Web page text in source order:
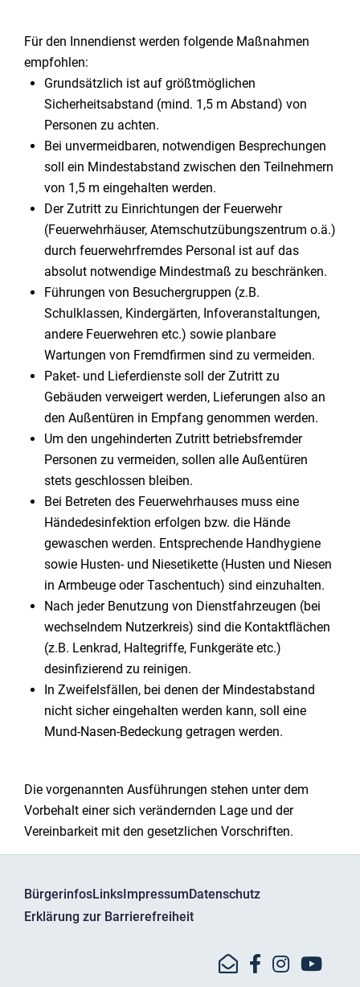
Für den Innendienst werden folgende Maßnahmen
empfohlen:
Grundsätzlich ist auf größtmöglichen
Sicherheitsabstand (mind. 1,5 m Abstand) von
Personen zu achten.
Bei unvermeidbaren, notwendigen Besprechungen
soll ein Mindestabstand zwischen den Teilnehmern
von 1,5 m eingehalten werden.
Der Zutritt zu Einrichtungen der Feuerwehr
(Feuerwehrhäuser, Atemschutzübungszentrum o.ä.)
durch feuerwehrfremdes Personal ist auf das
absolut notwendige Mindestmaß zu beschränken.
Führungen von Besuchergruppen (z.B.
Schulklassen, Kindergärten, Infoveranstaltungen,
andere Feuerwehren etc.) sowie planbare
Wartungen von Fremdfirmen sind zu vermeiden.
Paket- und Lieferdienste soll der Zutritt zu
Gebäuden verweigert werden, Lieferungen also an
den Außentüren in Empfang genommen werden.
Um den ungehinderten Zutritt betriebsfremder
Personen zu vermeiden, sollen alle Außentüren
stets geschlossen bleiben.
Bei Betreten des Feuerwehrhauses muss eine
Händedesinfektion erfolgen bzw. die Hände
gewaschen werden. Entsprechende Handhygiene
sowie Husten- und Niesetikette (Husten und Niesen
in Armbeuge oder Taschentuch) sind einzuhalten.
Nach jeder Benutzung von Dienstfahrzeugen (bei
wechselndem Nutzerkreis) sind die Kontaktflächen
(z.B. Lenkrad, Haltegriffe, Funkgeräte etc.)
desinfizierend zu reinigen.
In Zweifelsfällen, bei denen der Mindestabstand
nicht sicher eingehalten werden kann, soll eine
Mund-Nasen-Bedeckung getragen werden.
Die vorgenannten Ausführungen stehen unter dem
Vorbehalt einer sich verändernden Lage und der
Vereinbarkeit mit den gesetzlichen Vorschriften.
BürgerinfosLinksImpressumDatenschutz
Erklärung zur Barrierefreiheit